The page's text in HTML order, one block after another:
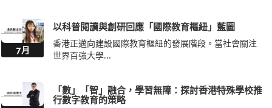
7月
以科普閱讀與創研回應「國際教育樞紐」藍圖
香港正邁向建設國際教育樞紐的發展階段。當社會關注
世界百強大學...
「數」「智」融合，學習無障：探討香港特殊學校推
行數字教育的策略